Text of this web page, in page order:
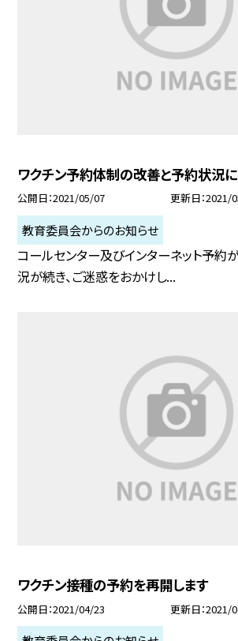
ワクチン予約体制の改善と予約状況
公開日 2021/05/07 更新日 2021/
教育委員会からのお知らせ
コールセンター及びインターネット予約
況が続き、ご迷惑をおかけし...
ワクチン接種の予約を再開します
公開日 2021/04/23 更新日 2021/